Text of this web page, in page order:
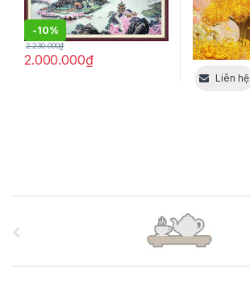
-10%
2.000.000₫
2.230.000₫
Liên hệ